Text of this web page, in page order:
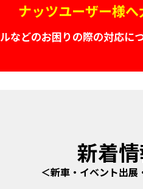
ナッツユーザー様
などのお困りの際の対応に
新着
＜新車・イベント出展